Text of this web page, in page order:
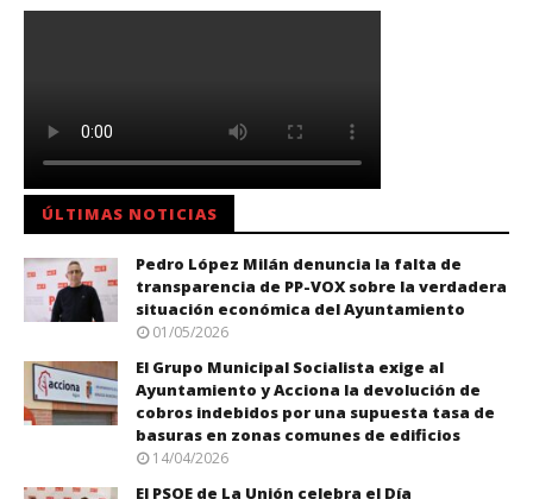
ÚLTIMAS NOTICIAS
Pedro López Milán denuncia la falta de
transparencia de PP-VOX sobre la verdadera
situación económica del Ayuntamiento
01/05/2026
El Grupo Municipal Socialista exige al
Ayuntamiento y Acciona la devolución de
cobros indebidos por una supuesta tasa de
basuras en zonas comunes de edificios
14/04/2026
El PSOE de La Unión celebra el Día